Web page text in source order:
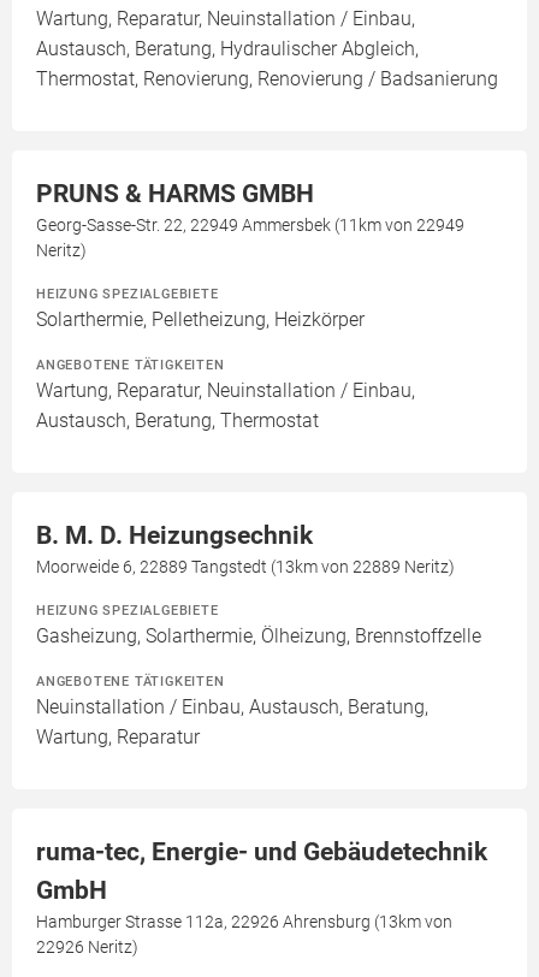
Wartung, Reparatur, Neuinstallation / Einbau,
Austausch, Beratung, Hydraulischer Abgleich,
Thermostat, Renovierung, Renovierung / Badsanierung
PRUNS & HARMS GMBH
Georg-Sasse-Str. 22, 22949 Ammersbek (11km von 22949
Neritz)
HEIZUNG SPEZIALGEBIETE
Solarthermie, Pelletheizung, Heizkörper
ANGEBOTENE TÄTIGKEITEN
Wartung, Reparatur, Neuinstallation / Einbau,
Austausch, Beratung, Thermostat
B. M. D. Heizungsechnik
Moorweide 6, 22889 Tangstedt (13km von 22889 Neritz)
HEIZUNG SPEZIALGEBIETE
Gasheizung, Solarthermie, Ölheizung, Brennstoffzelle
ANGEBOTENE TÄTIGKEITEN
Neuinstallation / Einbau, Austausch, Beratung,
Wartung, Reparatur
ruma-tec, Energie- und Gebäudetechnik
GmbH
Hamburger Strasse 112a, 22926 Ahrensburg (13km von
22926 Neritz)